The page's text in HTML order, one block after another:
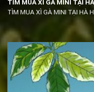
TÌM MUA XÌ GÀ MINI TẠI
TÌM MUA XÌ GÀ MINI TẠI HÀ